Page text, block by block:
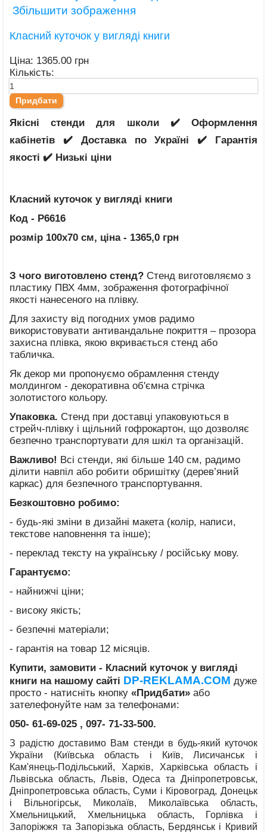
Збільшити зображення
Класний куточок у вигляді книги
Ціна: 1365.00 грн
Кількість:
Якісні стенди для школи ✔️ Оформлення
кабінетів ✔️ Доставка по Україні ✔️ Гарантія
якості ✔️ Низькі ціни
Класний куточок у вигляді книги
Код - Р6616
розмір 100х70 см, ціна - 1365,0 грн
З чого виготовлено стенд? Стенд виготовляємо з
пластику ПВХ 4мм, зображення фотографічної
якості нанесеного на плівку.
Для захисту від погодних умов радимо
використовувати антивандальне покриття – прозора
захисна плівка, якою вкривається стенд або
табличка.
Як декор ми пропонуємо обрамлення стенду
молдингом - декоративна об'ємна стрічка
золотистого кольору.
Упаковка. Стенд при доставці упаковуються в
стрейч-плівку і щільний гофрокартон, що дозволяє
безпечно транспортувати для шкіл та організацій.
Важливо! Всі стенди, які більше 140 см, радимо
ділити навпіл або робити обришітку (дерев’яний
каркас) для безпечного транспортування.
Безкоштовно робимо:
- будь-які зміни в дизайні макета (колір, написи,
текстове наповнення та інше);
- переклад тексту на українську / російську мову.
Гарантуємо:
- найнижчі ціни;
- високу якість;
- безпечні матеріали;
- гарантія на товар 12 місяців.
Купити, замовити - Класний куточок у вигляді
книги на нашому сайті DP-REKLAMA.COM дуже
просто - натисніть кнопку«Придбати» або
зателефонуйте нам за телефонами:
050- 61-69-025 , 097- 71-33-500.
З радістю доставимо Вам стенди в будь-який куточок
України (Київська область і Київ, Лисичанськ і
Кам'янець-Подільський, Харків, Харківська область і
Львівська область, Львів, Одеса та Дніпропетровськ,
Дніпропетровська область, Суми і Кіровоград, Донецьк
і Вільногірськ, Миколаїв, Миколаївська область,
Хмельницький, Хмельницька область, Горлівка і
Запоріжжя та Запорізька область, Бердянськ і Кривий